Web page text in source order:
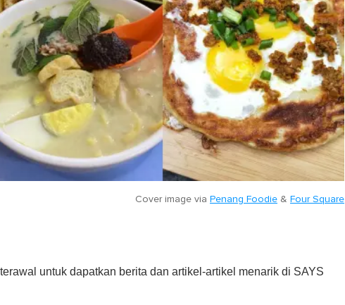
Cover image via Penang Foodie & Four Square
untuk dapatkan berita dan artikel-artikel menarik di SAYS